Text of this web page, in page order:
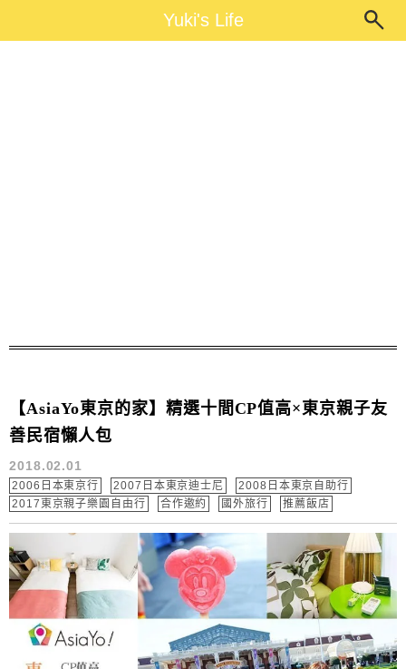
Yuki's LifeYuki's Life
【AsiaYo東京的家】精選十間CP值高×東京親子友
善民宿懶人包
2018.02.01
2006日本東京行 2007日本東京迪士尼
2008日本東京自助行
2017東京親子樂園自由行
合作邀約 國外旅行 推薦飯店